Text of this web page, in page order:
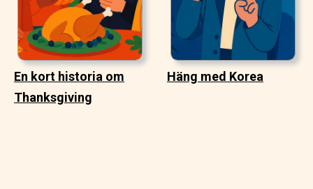
En kort historia om
Thanksgiving
Häng med Korea